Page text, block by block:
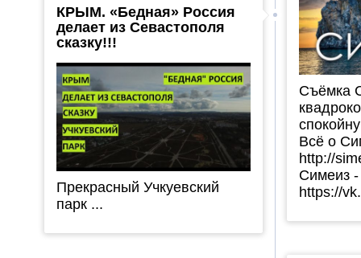
Съёмка
Всё о
http://
Симеиз -
https://
КРЫМ. «Бедная» Россия
делает из Севастополя
сказку!!!
Прекрасный Учкуевский
парк ...